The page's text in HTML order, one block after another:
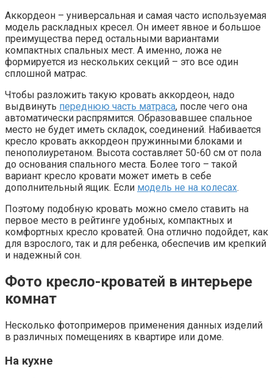
Аккордеон – универсальная и самая часто используемая
модель раскладных кресел. Он имеет явное и большое
преимущества перед остальными вариантами
компактных спальных мест. А именно, ложа не
формируется из нескольких секций – это все один
сплошной матрас.
Чтобы разложить такую кровать аккордеон, надо
выдвинуть переднюю часть матраса, после чего она
автоматически распрямится. Образовавшее спальное
место не будет иметь складок, соединений. Набивается
кресло кровать аккордеон пружинными блоками и
пенополиуретаном. Высота составляет 50-60 см от пола
до основания спального места. Более того – такой
вариант кресло кровати может иметь в себе
дополнительный ящик. Если модель не на колесах.
Поэтому подобную кровать можно смело ставить на
первое место в рейтинге удобных, компактных и
комфортных кресло кроватей. Она отлично подойдет, как
для взрослого, так и для ребенка, обеспечив им крепкий
и надежный сон.
Фото кресло-кроватей в интерьере
комнат
Несколько фотопримеров применения данных изделий
в различных помещениях в квартире или доме.
На кухне